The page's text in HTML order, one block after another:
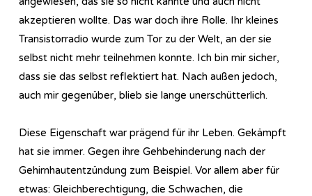
akzeptieren wollte. Das war doch ihre Rolle. Ihr kleines
Transistorradio wurde zum Tor zu der Welt, an der sie
selbst nicht mehr teilnehmen konnte. Ich bin mir sicher,
dass sie das selbst reflektiert hat. Nach außen jedoch,
auch mir gegenüber, blieb sie lange unerschütterlich.
Diese Eigenschaft war prägend für ihr Leben. Gekämpft
hat sie immer. Gegen ihre Gehbehinderung nach der
Gehirnhautentzündung zum Beispiel. Vor allem aber für
etwas: Gleichberechtigung, die Schwachen, die